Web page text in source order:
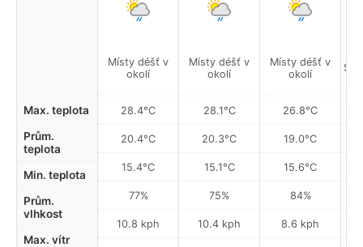
Max. teplota
Prům.
teplota
Min. teplota
Prům.
vlhkost
Max. vítr
Místy déšť v
okolí
28.4°C
20.4°C
15.4°C
77%
10.8 kph
Místy déšť v
okolí
28.1°C
20.3°C
15.1°C
75%
10.4 kph
Místy déšť v
okolí
26.8°C
19.0°C
15.6°C
84%
8.6 kph